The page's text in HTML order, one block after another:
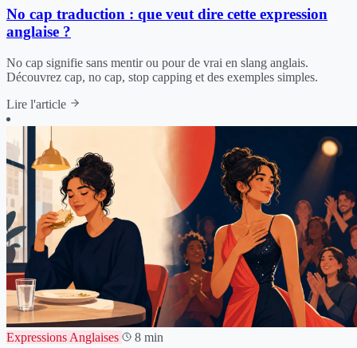
No cap traduction : que veut dire cette expression
anglaise ?
No cap signifie sans mentir ou pour de vrai en slang anglais.
Découvrez cap, no cap, stop capping et des exemples simples.
Lire l'article
Expressions Anglaises 8 min